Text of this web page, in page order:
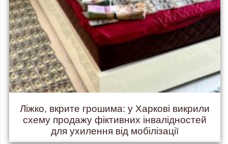
Ліжко, вкрите грошима: у Харкові викрили
схему продажу фіктивних інвалідностей
для ухилення від мобілізації